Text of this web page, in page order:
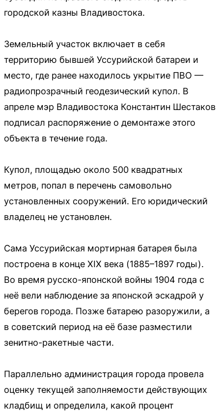
городской казны Владивостока.
Земельный участок включает в себя
территорию бывшей Уссурийской батареи и
место, где ранее находилось укрытие ПВО —
радиопрозрачный геодезический купол. В
апреле мэр Владивостока Константин Шестаков
подписал распоряжение о демонтаже этого
объекта в течение года.
Купол, площадью около 500 квадратных
метров, попал в перечень самовольно
установленных сооружений. Его юридический
владелец не установлен.
Сама Уссурийская мортирная батарея была
построена в конце XIX века (1885–1897 годы).
Во время русско-японской войны 1904 года с
неё вели наблюдение за японской эскадрой у
берегов города. Позже батарею разоружили, а
в советский период на её базе разместили
зенитно-ракетные части.
Параллельно администрация города провела
оценку текущей заполняемости действующих
кладбищ и определила, какой процент